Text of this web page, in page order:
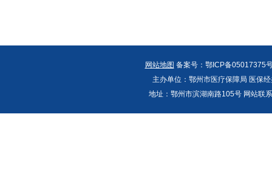
网站地图 备案号：鄂ICP备05017375
主办单位：鄂州市医疗保障局 医保
地址：鄂州市滨湖南路105号 网站